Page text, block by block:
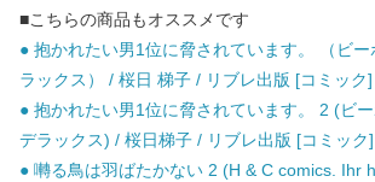
■こちらの商品もオススメです
● 抱かれたい男1位に脅されています。 （ビ
ラックス） / 桜日 梯子 / リブレ出版 [コミック]
● 抱かれたい男1位に脅されています。 2 (ビ
デラックス) / 桜日梯子 / リブレ出版 [コミック]
● 囀る鳥は羽ばたかない 2 (H & C comics. Ihr